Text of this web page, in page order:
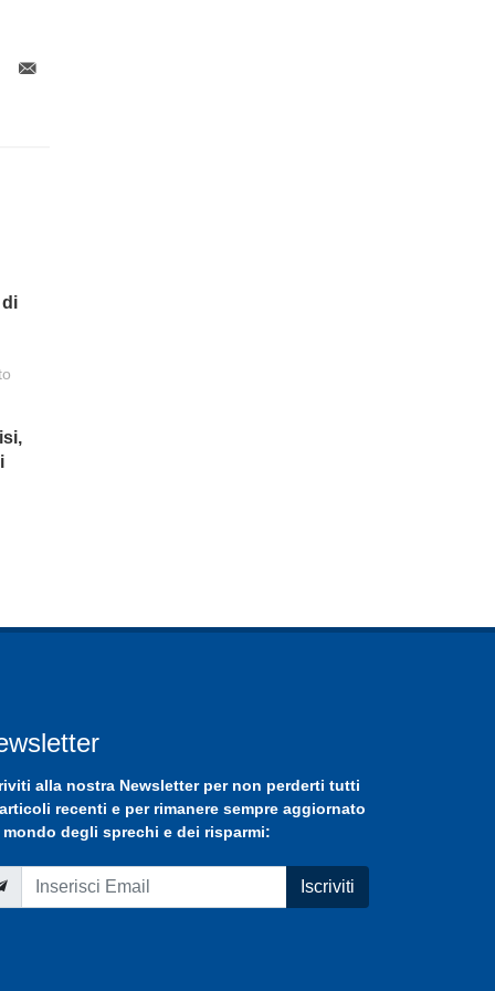
alla nostra Newsletterper non perderti tutti
recenti e per rimanere sempre aggiornato
degli sprechi e dei risparmi:
Iscriviti